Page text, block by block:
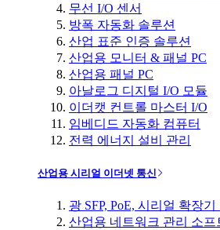
무선 I/O 센서
방폭 자동화 솔루션
산업 표준 인증 솔루션
산업용 모니터 & 패널 PC
산업용 패널 PC
아날로그 디지털 I/O 모듈
이더캣 컨트롤 마스터 I/O
임베디드 자동화 컴퓨터
전력 에너지 설비 관리
산업용 시리얼 이더넷 통신
광 SFP, PoE, 시리얼 확장기
산업용 네트워크 관리 소프